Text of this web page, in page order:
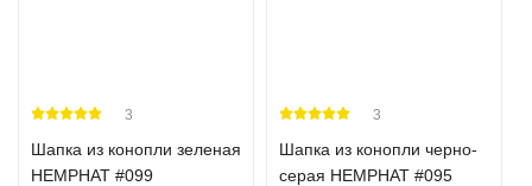
3
Шапка из конопли зеленая
HEMPHAT #099
3
Шапка из конопли черно-
серая HEMPHAT #095